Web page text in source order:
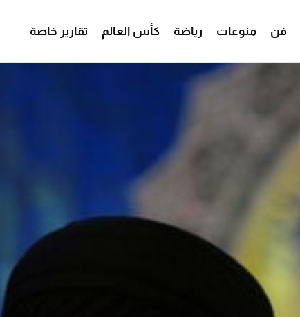
فن منوعات رياضة كأس العالم تقارير خاصة